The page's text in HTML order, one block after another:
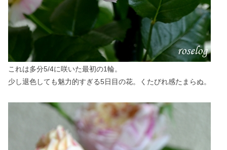
これは多分5/4に咲いた最初の1輪。
少し退色しても魅力的すぎる5日目の花。くたびれ感たまらぬ。